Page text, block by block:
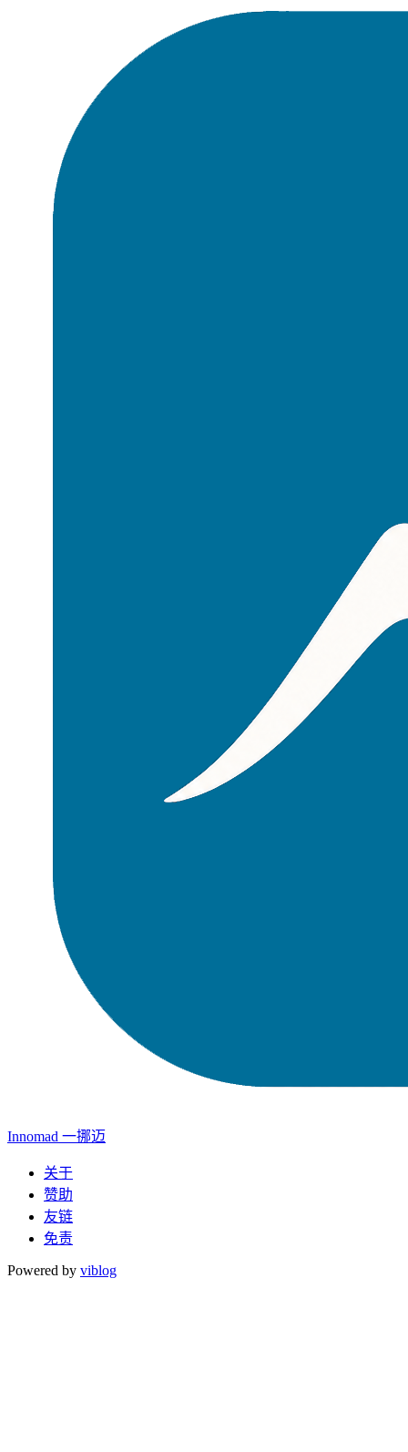
Innomad 一挪迈
关于
赞助
友链
免责
Powered by viblog